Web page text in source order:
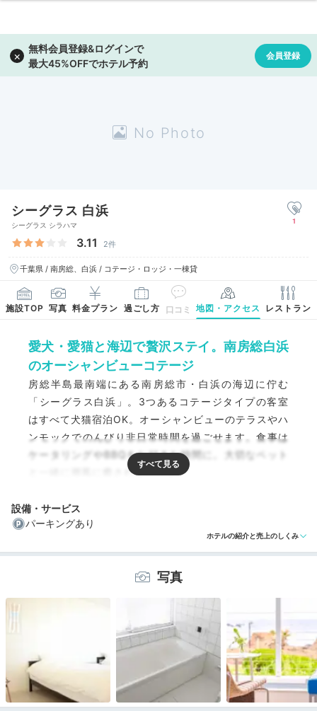
シーグラス 白浜
シーグラス シラハマ
3.11 2件
千葉県 / 南房総、白浜 / コテージ・ロッジ・一棟貸
1
施設TOP 写真 料金プラン 過ごし方 口コミ 地図・アクセス レストラン
愛犬・愛猫と海辺で贅沢ステイ。南房総白浜
のオーシャンビューコテージ
房総半島最南端にある南房総市・白浜の海辺に佇む
「シーグラス白浜」。3つあるコテージタイプの客室
はすべて犬猫宿泊OK。オーシャンビューのテラスやハ
ンモックでのんびり非日常時間を過ごせます。食事は
ケータリングやBBQをお好きな時間に。大切なペット
と一緒に潮風に癒される休日を。
床暖房やドッグラン付き♪ペットに優しいプライベート空
全棟オーシャンビュー！爽やかな潮風に癒される
設備・サービス
パーキングあり
ホテルの紹介と売上のしくみ
写真